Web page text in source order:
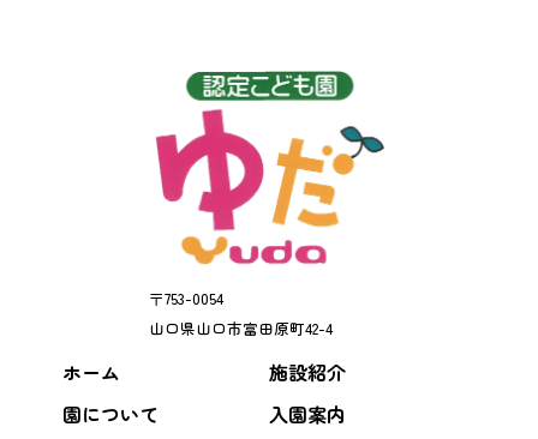
〒753-0054
山口県山口市富田原町42-4
ホーム
園について
施設紹介
入園案内